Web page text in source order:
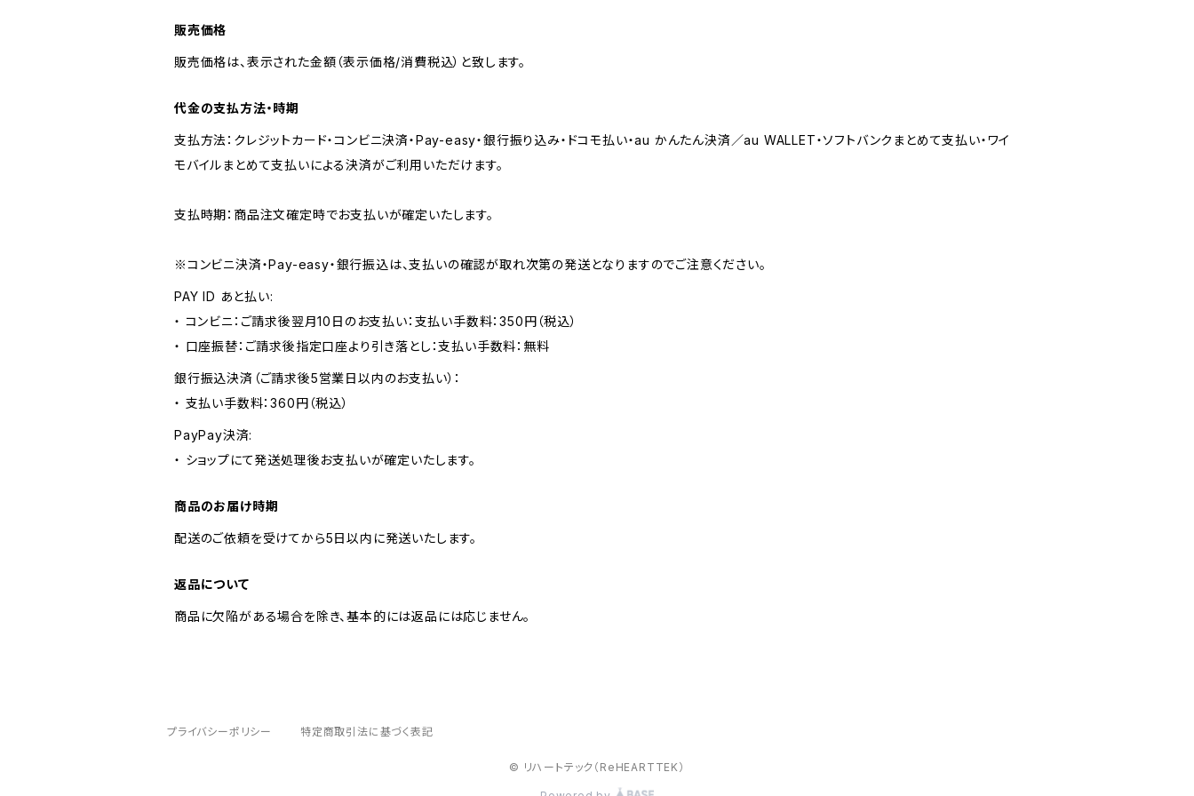
販売価格
販売価格は、表示された金額（表示価格/消費税込）と致します。
代金の支払方法・時期
支払方法：クレジットカード・コンビニ決済・Pay-easy・銀行振り込み・ドコモ払い・au かんたん決済／au WALLET・ソフトバンクまとめて支払い・ワイ
モバイルまとめて支払いによる決済がご利用いただけます。
支払時期：商品注文確定時でお支払いが確定いたします。
※コンビニ決済・Pay-easy・銀行振込は、支払いの確認が取れ次第の発送となりますのでご注意ください。
PAY ID あと払い:
・ コンビニ：ご請求後翌月10日のお支払い：支払い手数料：350円（税込）
・ 口座振替：ご請求後指定口座より引き落とし：支払い手数料：無料
銀行振込決済（ご請求後5営業日以内のお支払い）：
・ 支払い手数料：360円（税込）
PayPay決済:
・ ショップにて発送処理後お支払いが確定いたします。
商品のお届け時期
配送のご依頼を受けてから5日以内に発送いたします。
返品について
商品に欠陥がある場合を除き、基本的には返品には応じません。
プライバシーポリシー 特定商取引法に基づく表記
© リハートテック（ReHEARTTEK）